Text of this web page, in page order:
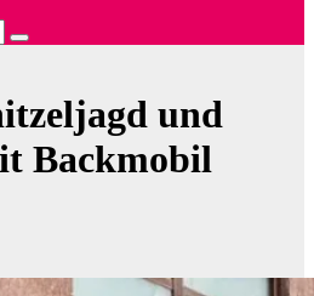
und
Backmobil